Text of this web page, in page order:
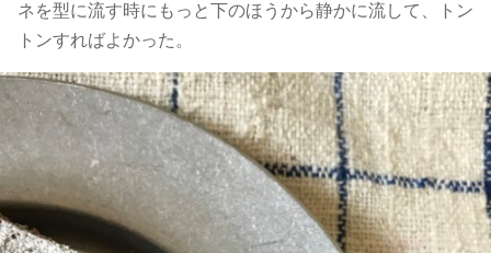
ネを型に流す時にもっと下のほうから静かに流して、トン
トンすればよかった。